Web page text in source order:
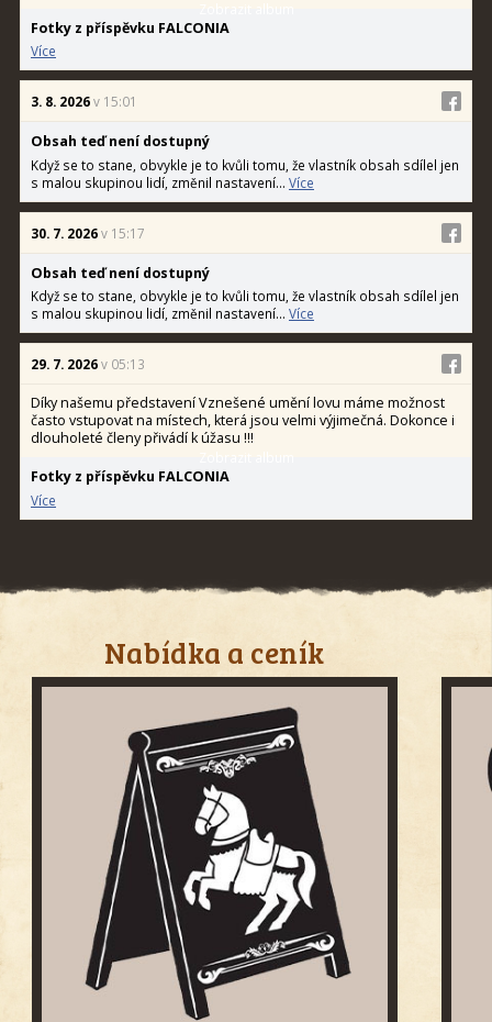
Fotky z příspěvku FALCONIA
Více
3. 8. 2026v 15:01
Obsah teď není dostupný
Když se to stane, obvykle je to kvůli tomu, že vlastník obsah sdílel jen
s malou skupinou lidí, změnil nastavení... Více
30. 7. 2026v 15:17
Obsah teď není dostupný
Když se to stane, obvykle je to kvůli tomu, že vlastník obsah sdílel jen
s malou skupinou lidí, změnil nastavení... Více
29. 7. 2026v 05:13
Díky našemu představení Vznešené umění lovu máme možnost
často vstupovat na místech, která jsou velmi výjimečná. Dokonce i
dlouholeté členy přivádí k úžasu !!!
Fotky z příspěvku FALCONIA
Více
Nabídka a ceník